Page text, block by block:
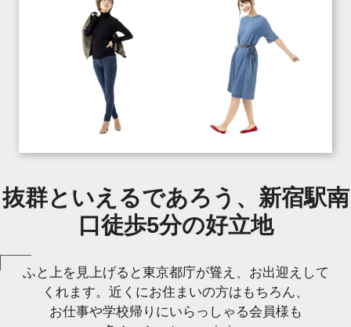
抜群といえるであろう、新宿駅南
口徒歩5分の好立地
ふと上を見上げると東京都庁が聳え、お出迎えして
くれます。近くにお住まいの方はもちろん、
お仕事や学校帰りにいらっしゃる会員様も